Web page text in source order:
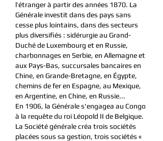
l’étranger à partir des années 1870. La
Générale investit dans des pays sans
cesse plus lointains, dans des secteurs
plus diversifiés : sidérurgie au Grand-
Duché de Luxembourg et en Russie,
charbonnages en Serbie, en Allemagne et
aux Pays-Bas, succursales bancaires en
Chine, en Grande-Bretagne, en Égypte,
chemins de fer en Espagne, au Mexique,
en Argentine, en Chine, en Russie...
En 1906, la Générale s'engagea au Congo
à la requête du roi Léopold II de Belgique.
La Société générale créa trois sociétés
placées sous sa gestion, trois sociétés «